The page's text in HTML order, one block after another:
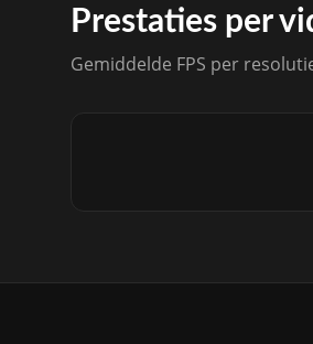
Prestaties per
Gemiddelde FPS per